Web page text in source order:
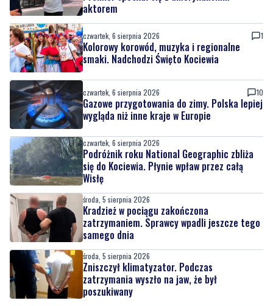
aktorem
czwartek, 6 sierpnia 2026 1
Kolorowy korowód, muzyka i regionalne
smaki. Nadchodzi Święto Kociewia
czwartek, 6 sierpnia 2026 10
Gazowe przygotowania do zimy. Polska lepiej
wygląda niż inne kraje w Europie
czwartek, 6 sierpnia 2026
Podróżnik roku National Geographic zbliża
się do Kociewia. Płynie wpław przez całą
Wisłę
środa, 5 sierpnia 2026
Kradzież w pociągu zakończona
zatrzymaniem. Sprawcy wpadli jeszcze tego
samego dnia
środa, 5 sierpnia 2026
Zniszczył klimatyzator. Podczas
zatrzymania wyszło na jaw, że był
poszukiwany